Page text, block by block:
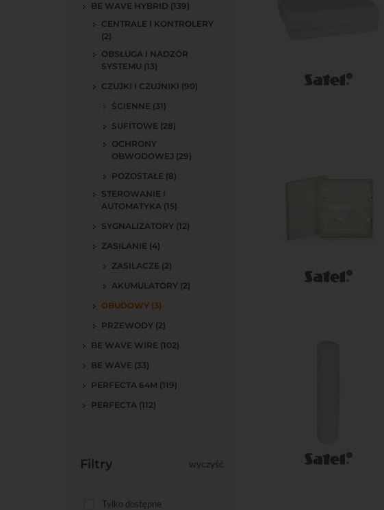
BE WAVE HYBRID (139)
CENTRALE I KONTROLERY
(2)
OBSŁUGA I NADZÓR
SYSTEMU (13)
CZUJKI I CZUJNIKI (90)
ŚCIENNE (31)
SUFITOWE (28)
OCHRONY
OBWODOWEJ (29)
POZOSTAŁE (8)
STEROWANIE I
AUTOMATYKA (15)
SYGNALIZATORY (12)
ZASILANIE (4)
ZASILACZE (2)
AKUMULATORY (2)
OBUDOWY (3)
PRZEWODY (2)
BE WAVE WIRE (102)
BE WAVE (33)
PERFECTA 64M (119)
PERFECTA (112)
Filtry wyczyść
Tylko dostępne
Do koszyka
Do koszyka
Do koszyka